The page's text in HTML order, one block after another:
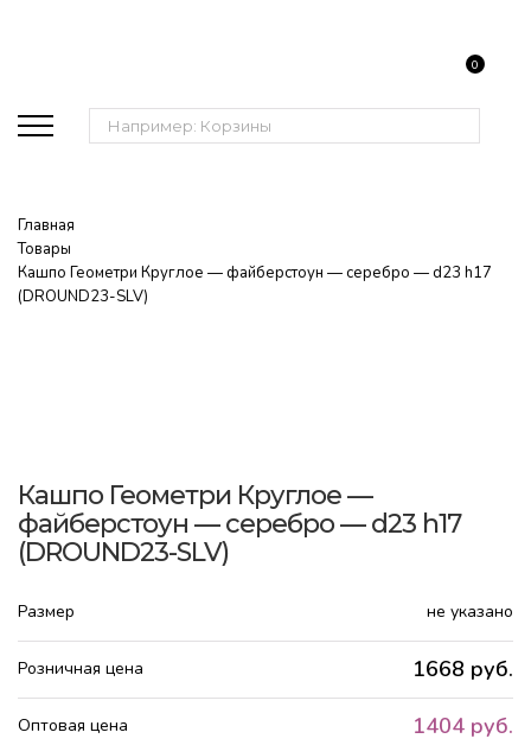
Поиск:
0
Главная
Товары
Кашпо Геометри Круглое — файберстоун — серебро — d23 h17
(DROUND23-SLV)
Кашпо Геометри Круглое —
файберстоун — серебро — d23 h17
(DROUND23-SLV)
Размер не указано
Розничная цена 1668 руб.
Оптовая цена 1404 руб.